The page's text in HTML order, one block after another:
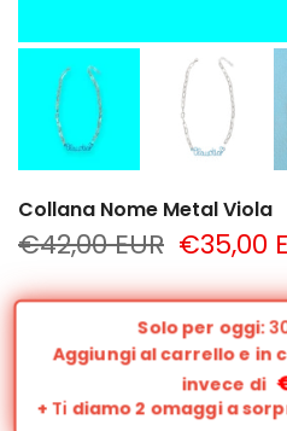
Collana Nome Metal Viola
€42,00 EUR €35,00
Solo per oggi:
Aggiungi al carrello e in
invece di
+Tidiamo 2 omaggi a